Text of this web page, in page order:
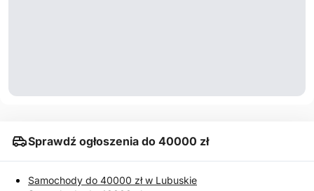
Sprawdź ogłoszenia do 40000 zł
Samochody do 40000 zł w Lubuskie